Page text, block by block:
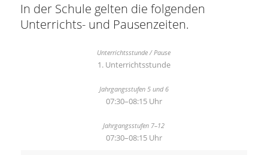
In der Schule gelten die folgenden
Unterrichts- und Pausenzeiten.
1. Unterrichtsstunde
07:30–08:15 Uhr
07:30–08:15 Uhr